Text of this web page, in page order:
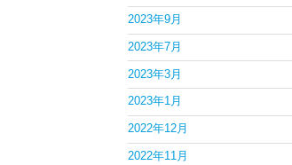
2023年9月
2023年7月
2023年3月
2023年1月
2022年12月
2022年11月